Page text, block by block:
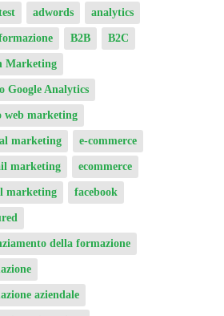
B2B B2C
Marketing
Google Analytics
web marketing
marketing e-commerce
marketing ecommerce
marketing facebook
della formazione
aziendale
finanziata